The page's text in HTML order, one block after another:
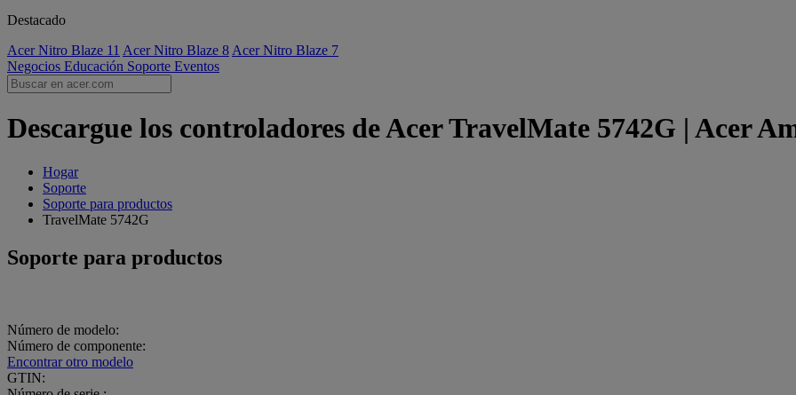
Destacado
Acer Nitro Blaze 11 Acer Nitro Blaze 8 Acer Nitro Blaze 7
Negocios Educación Soporte Eventos
Descargue los controladores de Acer TravelMate 5742G | Acer
Hogar
Soporte
Soporte para productos
TravelMate 5742G
Soporte para productos
Número de modelo:
Número de componente:
Encontrar otro modelo
GTIN: